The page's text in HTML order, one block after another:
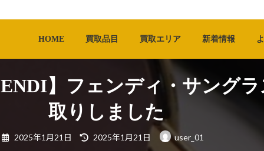
HOME 買取品目 買取エリア 新着情報
】フェンディ・サング
取りしました
2025年1月21日
最
終
2025年1月21日 user_01